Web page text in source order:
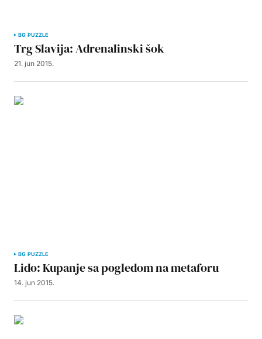
BG PUZZLE
Trg Slavija: Adrenalinski šok
21. jun 2015.
BG PUZZLE
Lido: Kupanje sa pogledom na metaforu
14. jun 2015.